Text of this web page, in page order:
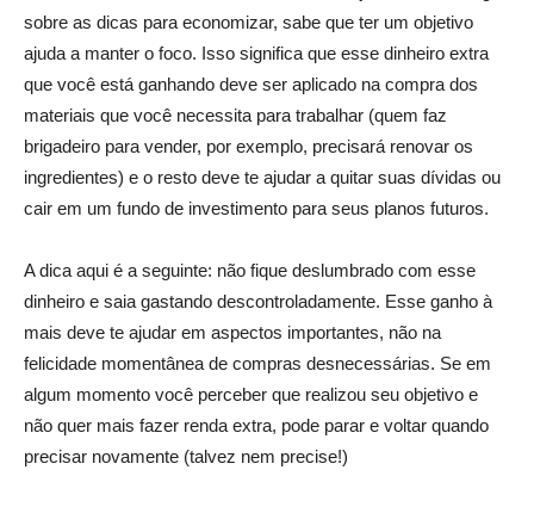
sobre as dicas para economizar, sabe que ter um objetivo
ajuda a manter o foco. Isso significa que esse dinheiro extra
que você está ganhando deve ser aplicado na compra dos
materiais que você necessita para trabalhar (quem faz
brigadeiro para vender, por exemplo, precisará renovar os
ingredientes) e o resto deve te ajudar a quitar suas dívidas ou
cair em um fundo de investimento para seus planos futuros.
A dica aqui é a seguinte: não fique deslumbrado com esse
dinheiro e saia gastando descontroladamente. Esse ganho à
mais deve te ajudar em aspectos importantes, não na
felicidade momentânea de compras desnecessárias. Se em
algum momento você perceber que realizou seu objetivo e
não quer mais fazer renda extra, pode parar e voltar quando
precisar novamente (talvez nem precise!)